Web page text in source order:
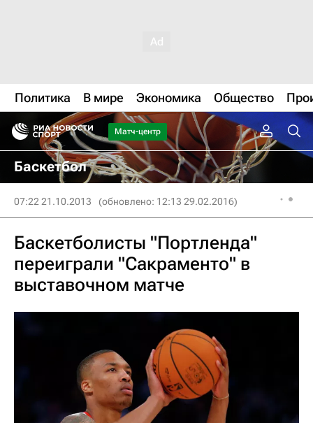
Политика В мире Экономика Общество
Матч-центр
Баскетбол
07:22 21.10.2013 (обновлено: 12:13 29.02.2016)
Баскетболисты "Портленда"
переиграли "Сакраменто" в
выставочном матче